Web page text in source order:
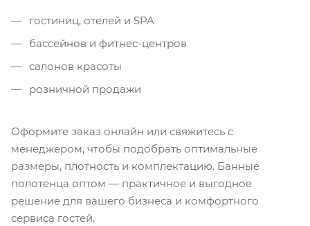
гостиниц, отелей и SPA
бассейнов и фитнес-центров
салонов красоты
розничной продажи
Оформите заказ онлайн или свяжитесь с
менеджером, чтобы подобрать оптимальные
размеры, плотность и комплектацию. Банные
полотенца оптом — практичное и выгодное
решение для вашего бизнеса и комфортного
сервиса гостей.